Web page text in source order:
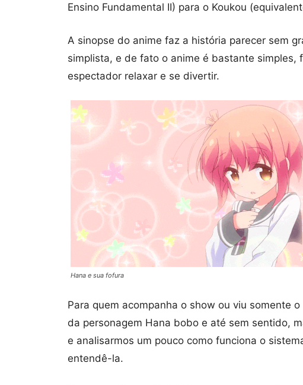
Ensino Fundamental II) para o Koukou
A sinopse do anime faz a história parecer sem
simplista, e de fato o anime é bastante simples,
espectador relaxar e se divertir.
Hana e sua fofura
Para quem acompanha o show ou viu somente
da personagem Hana bobo e até sem sentido,
e analisarmos um pouco como funciona o
entendê-la.